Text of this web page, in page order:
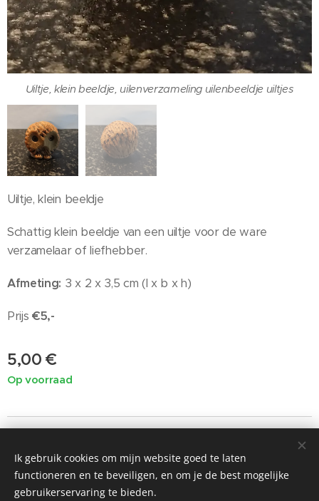
Uiltje, klein beeldje, uilenverzameling uilenbeeldje uiltjes
Uiltje, klein beeldje
Schattig klein beeldje van een uiltje voor de ware
verzamelaar of liefhebber.
Afmeting: 3 x 2 x 3,5 cm (l x b x h)
Prijs€5,-
5,00 €
Op voorraad
©2019 Painted by Me / Heart 4 Art, alle rechten voorbehouden
voor de kunst
Ik gebruik cookies om mijn website goed te laten
functioneren en te beveiligen, en om je de best mogelijke
gebruikerservaring te bieden.